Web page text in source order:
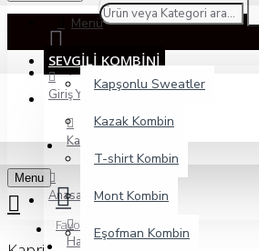
Anasayfa
Hakkımızda
Giriş Yap
Favorilerim
Menü
SEVGİLİ KOMBİNİ
Kapşonlu Sweatler
Kazak Kombin
T-shirt Kombin
Mont Kombin
Eşofman Kombin
Giriş Yap
Kayıt Ol
Menu